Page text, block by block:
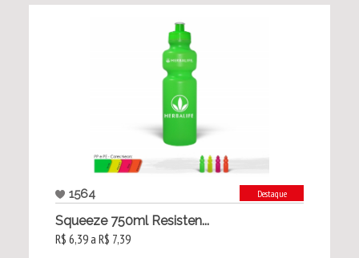
1564 Destaque
Squeeze 750ml Resisten...
R$ 6,39 a R$ 7,39